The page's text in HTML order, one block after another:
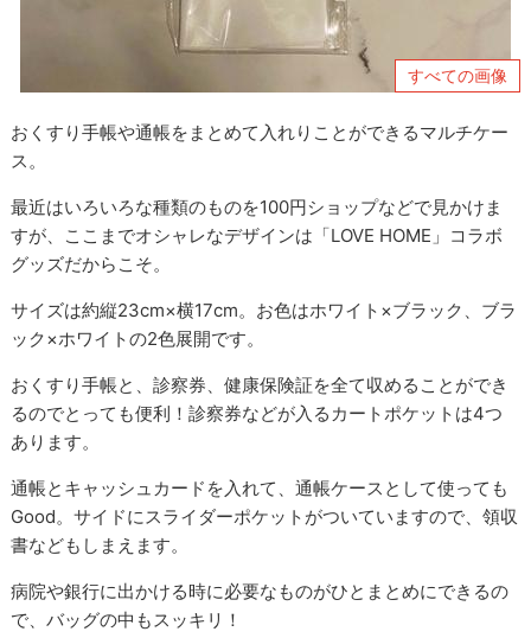
すべての画像
おくすり手帳や通帳をまとめて入れりことができるマルチケー
ス。
最近はいろいろな種類のものを100円ショップなどで見かけま
すが、ここまでオシャレなデザインは「LOVE HOME」コラボ
グッズだからこそ。
サイズは約縦23cm×横17cm。お色はホワイト×ブラック、ブラ
ック×ホワイトの2色展開です。
おくすり手帳と、診察券、健康保険証を全て収めることができ
るのでとっても便利！診察券などが入るカートポケットは4つ
あります。
通帳とキャッシュカードを入れて、通帳ケースとして使っても
Good。サイドにスライダーポケットがついていますので、領収
書などもしまえます。
病院や銀行に出かける時に必要なものがひとまとめにできるの
で、バッグの中もスッキリ！